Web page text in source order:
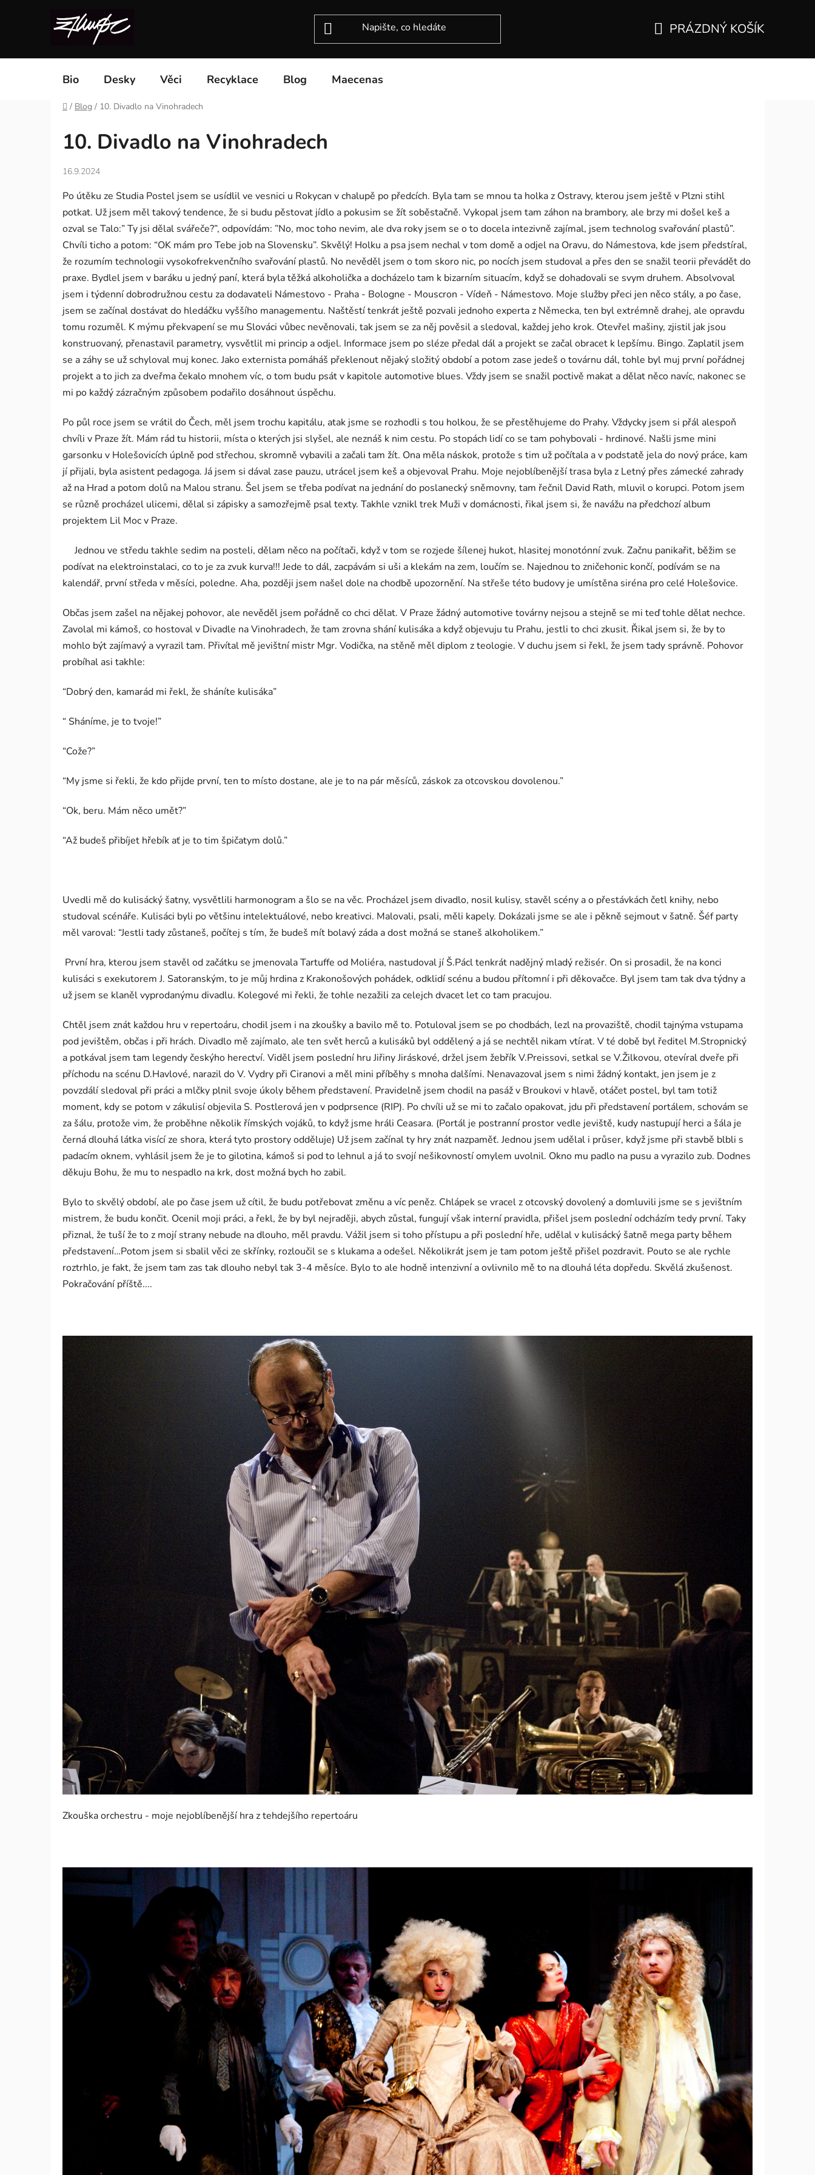
PRÁZDNÝ KOŠÍK
Bio Desky Věci Recyklace Blog Maecenas
Domů
/ Blog / 10. Divadlo na Vinohradech
10. Divadlo na Vinohradech
16.9.2024
Po útěku ze Studia Postel jsem se usídlil ve vesnici u Rokycan v chalupě po předcích. Byla tam se mnou ta holka z Ostravy, kterou jsem ještě v Plzni stihl
potkat. Už jsem měl takový tendence, že si budu pěstovat jídlo a pokusim se žít soběstačně. Vykopal jsem tam záhon na brambory, ale brzy mi došel keš a
ozval se Talo:” Ty jsi dělal svářeče?”, odpovídám: ”No, moc toho nevim, ale dva roky jsem se o to docela intezivně zajímal, jsem technolog svařování plastů”.
Chvíli ticho a potom: “OK mám pro Tebe job na Slovensku”. Skvělý! Holku a psa jsem nechal v tom domě a odjel na Oravu, do Námestova, kde jsem předstíral,
že rozumím technologii vysokofrekvenčního svařování plastů. No nevěděl jsem o tom skoro nic, po nocích jsem studoval a přes den se snažil teorii převádět do
praxe. Bydlel jsem v baráku u jedný paní, která byla těžká alkoholička a docházelo tam k bizarním situacím, když se dohadovali se svym druhem. Absolvoval
jsem i týdenní dobrodružnou cestu za dodavateli Námestovo - Praha - Bologne - Mouscron - Vídeň - Námestovo. Moje služby přeci jen něco stály, a po čase,
jsem se začínal dostávat do hledáčku vyššího managementu. Naštěstí tenkrát ještě pozvali jednoho experta z Německa, ten byl extrémně drahej, ale opravdu
tomu rozuměl. K mýmu překvapení se mu Slováci vůbec nevěnovali, tak jsem se za něj pověsil a sledoval, každej jeho krok. Otevřel mašiny, zjistil jak jsou
konstruovaný, přenastavil parametry, vysvětlil mi princip a odjel. Informace jsem po sléze předal dál a projekt se začal obracet k lepšímu. Bingo. Zaplatil jsem
se a záhy se už schyloval muj konec. Jako externista pomáháš překlenout nějaký složitý období a potom zase jedeš o továrnu dál, tohle byl muj první pořádnej
projekt a to jich za dveřma čekalo mnohem víc, o tom budu psát v kapitole automotive blues. Vždy jsem se snažil poctivě makat a dělat něco navíc, nakonec se
mi po každý zázračným způsobem podařilo dosáhnout úspěchu.
Po půl roce jsem se vrátil do Čech, měl jsem trochu kapitálu, atak jsme se rozhodli s tou holkou, že se přestěhujeme do Prahy. Vždycky jsem si přál alespoň
chvíli v Praze žít. Mám rád tu historii, místa o kterých jsi slyšel, ale neznáš k nim cestu. Po stopách lidí co se tam pohybovali - hrdinové. Našli jsme mini
garsonku v Holešovicích úplně pod střechou, skromně vybavili a začali tam žít. Ona měla náskok, protože s tim už počítala a v podstatě jela do nový práce, kam
jí přijali, byla asistent pedagoga. Já jsem si dával zase pauzu, utrácel jsem keš a objevoval Prahu. Moje nejoblíbenější trasa byla z Letný přes zámecké zahrady
až na Hrad a potom dolů na Malou stranu. Šel jsem se třeba podívat na jednání do poslanecký sněmovny, tam řečnil David Rath, mluvil o korupci. Potom jsem
se různě procházel ulicemi, dělal si zápisky a samozřejmě psal texty. Takhle vznikl trek Muži v domácnosti, řikal jsem si, že navážu na předchozí album
projektem Lil Moc v Praze.
Jednou ve středu takhle sedim na posteli, dělam něco na počítači, když v tom se rozjede šílenej hukot, hlasitej monotónní zvuk. Začnu panikařit, běžim se
podívat na elektroinstalaci, co to je za zvuk kurva!!! Jede to dál, zacpávám si uši a klekám na zem, loučím se. Najednou to zničehonic končí, podívám se na
kalendář, první středa v měsíci, poledne. Aha, později jsem našel dole na chodbě upozornění. Na střeše této budovy je umístěna siréna pro celé Holešovice.
Občas jsem zašel na nějakej pohovor, ale nevěděl jsem pořádně co chci dělat. V Praze žádný automotive továrny nejsou a stejně se mi teď tohle dělat nechce.
Zavolal mi kámoš, co hostoval v Divadle na Vinohradech, že tam zrovna shání kulisáka a když objevuju tu Prahu, jestli to chci zkusit. Řikal jsem si, že by to
mohlo být zajímavý a vyrazil tam. Přivítal mě jevištní mistr Mgr. Vodička, na stěně měl diplom z teologie. V duchu jsem si řekl, že jsem tady správně. Pohovor
probíhal asi takhle:
“Dobrý den, kamarád mi řekl, že sháníte kulisáka”
“ Sháníme, je to tvoje!”
“Cože?”
“My jsme si řekli, že kdo přijde první, ten to místo dostane, ale je to na pár měsíců, záskok za otcovskou dovolenou.”
“Ok, beru. Mám něco umět?”
“Až budeš přibíjet hřebík ať je to tim špičatym dolů.”
Uvedli mě do kulisácký šatny, vysvětlili harmonogram a šlo se na věc. Procházel jsem divadlo, nosil kulisy, stavěl scény a o přestávkách četl knihy, nebo
studoval scénáře. Kulisáci byli po většinu intelektuálové, nebo kreativci. Malovali, psali, měli kapely. Dokázali jsme se ale i pěkně sejmout v šatně. Šéf party
měl varoval: “Jestli tady zůstaneš, počítej s tím, že budeš mít bolavý záda a dost možná se staneš alkoholikem.”
První hra, kterou jsem stavěl od začátku se jmenovala Tartuffe od Moliéra, nastudoval jí Š.Pácl tenkrát nadějný mladý režisér. On si prosadil, že na konci
kulisáci s exekutorem J. Satoranským, to je můj hrdina z Krakonošových pohádek, odklidí scénu a budou přítomní i při děkovačce. Byl jsem tam tak dva týdny a
už jsem se klaněl vyprodanýmu divadlu. Kolegové mi řekli, že tohle nezažili za celejch dvacet let co tam pracujou.
Chtěl jsem znát každou hru v repertoáru, chodil jsem i na zkoušky a bavilo mě to. Potuloval jsem se po chodbách, lezl na provaziště, chodil tajnýma vstupama
pod jevištěm, občas i při hrách. Divadlo mě zajímalo, ale ten svět herců a kulisáků byl oddělený a já se nechtěl nikam vtírat. V té době byl ředitel M.Stropnický
a potkával jsem tam legendy českýho herectví. Viděl jsem poslední hru Jiřiny Jiráskové, držel jsem žebřík V.Preissovi, setkal se V.Žilkovou, otevíral dveře při
příchodu na scénu D.Havlové, narazil do V. Vydry při Ciranovi a měl mini příběhy s mnoha dalšími. Nenavazoval jsem s nimi žádný kontakt, jen jsem je z
povzdálí sledoval při práci a mlčky plnil svoje úkoly během představení. Pravidelně jsem chodil na pasáž v Broukovi v hlavě, otáčet postel, byl tam totiž
moment, kdy se potom v zákulisí objevila S. Postlerová jen v podprsence (RIP). Po chvíli už se mi to začalo opakovat, jdu při představení portálem, schovám se
za šálu, protože vim, že proběhne několik římských vojáků, to když jsme hráli Ceasara. (Portál je postranní prostor vedle jeviště, kudy nastupují herci a šála je
černá dlouhá látka visící ze shora, která tyto prostory odděluje) Už jsem začínal ty hry znát nazpaměť. Jednou jsem udělal i průser, když jsme při stavbě blbli s
padacím oknem, vyhlásil jsem že je to gilotina, kámoš si pod to lehnul a já to svojí nešikovností omylem uvolnil. Okno mu padlo na pusu a vyrazilo zub. Dodnes
děkuju Bohu, že mu to nespadlo na krk, dost možná bych ho zabil.
Bylo to skvělý období, ale po čase jsem už cítil, že budu potřebovat změnu a víc peněz. Chlápek se vracel z otcovský dovolený a domluvili jsme se s jevištním
mistrem, že budu končit. Ocenil moji práci, a řekl, že by byl nejraději, abych zůstal, fungují však interní pravidla, přišel jsem poslední odcházím tedy první. Taky
přiznal, že tuší že to z mojí strany nebude na dlouho, měl pravdu. Vážil jsem si toho přístupu a při poslední hře, udělal v kulisácký šatně mega party během
představení…Potom jsem si sbalil věci ze skřínky, rozloučil se s klukama a odešel. Několikrát jsem je tam potom ještě přišel pozdravit. Pouto se ale rychle
roztrhlo, je fakt, že jsem tam zas tak dlouho nebyl tak 3-4 měsíce. Bylo to ale hodně intenzivní a ovlivnilo mě to na dlouhá léta dopředu. Skvělá zkušenost.
Pokračování příště....
Zkouška orchestru - moje nejoblíbenější hra z tehdejšího repertoáru